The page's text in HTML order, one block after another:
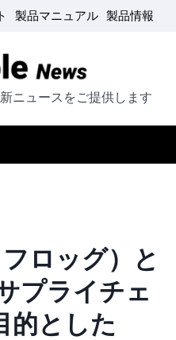
製品マニュアル 製品情報
ニュースをご提供します
ロッグ）と
プライチェ
的とした